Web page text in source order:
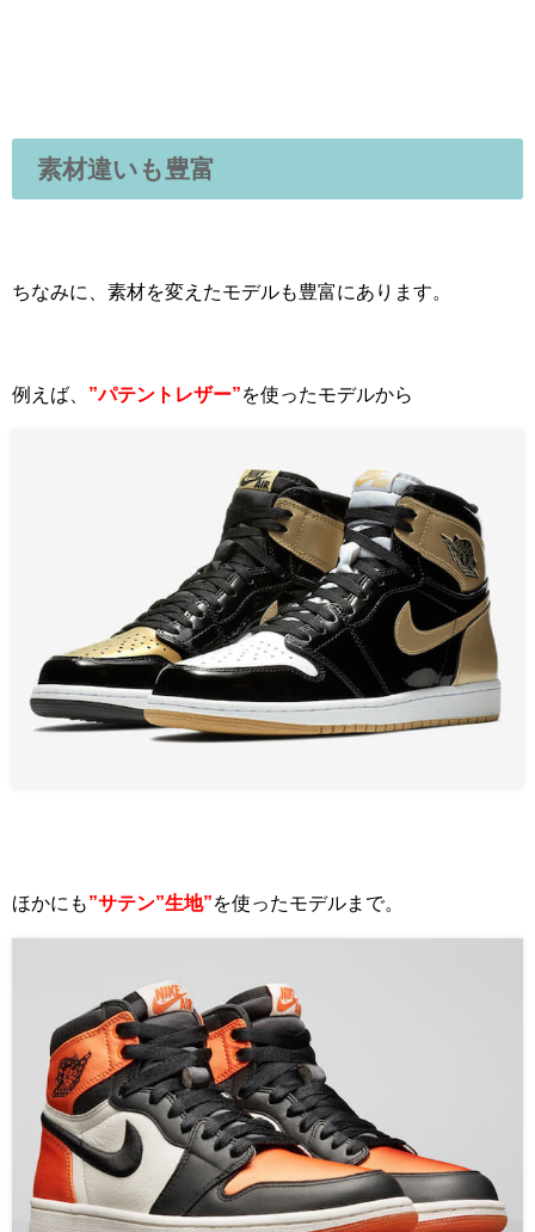
素材違いも豊富
ちなみに、素材を変えたモデルも豊富にあります。
例えば、 ”パテントレザー”を使ったモデルから
ほかにも”サテン”生地”を使ったモデルまで。